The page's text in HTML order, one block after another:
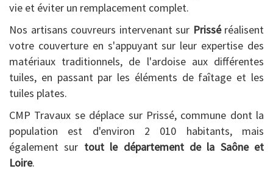
vie et éviter un remplacement complet.
Nos artisans couvreurs intervenant sur Prisséréalisent
votre couverture en s'appuyant sur leur expertise des
matériaux traditionnels, de l'ardoise aux différentes
tuiles, en passant par les éléments de faîtage et les
tuiles plates.
CMP Travaux se déplace sur Prissé, commune dont la
population est d'environ 2 010 habitants, mais
également sur tout le département de la Saône et
Loire.